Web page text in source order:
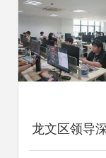
龙文区领导